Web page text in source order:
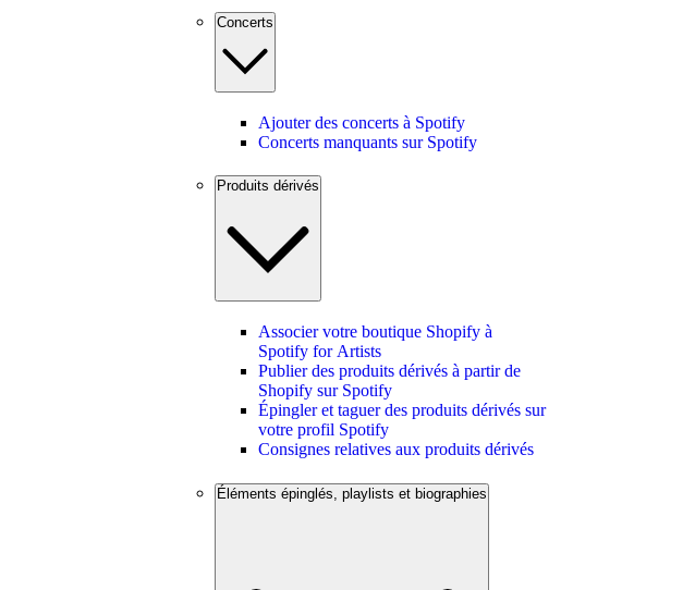
Concerts
Ajouter des concerts à Spotify
Concerts manquants sur Spotify
Produits dérivés
Associer votre boutique Shopify à
Spotify for Artists
Publier des produits dérivés à partir de
Shopify sur Spotify
Épingler et taguer des produits dérivés sur
votre profil Spotify
Consignes relatives aux produits dérivés
Éléments épinglés, playlists et biographies